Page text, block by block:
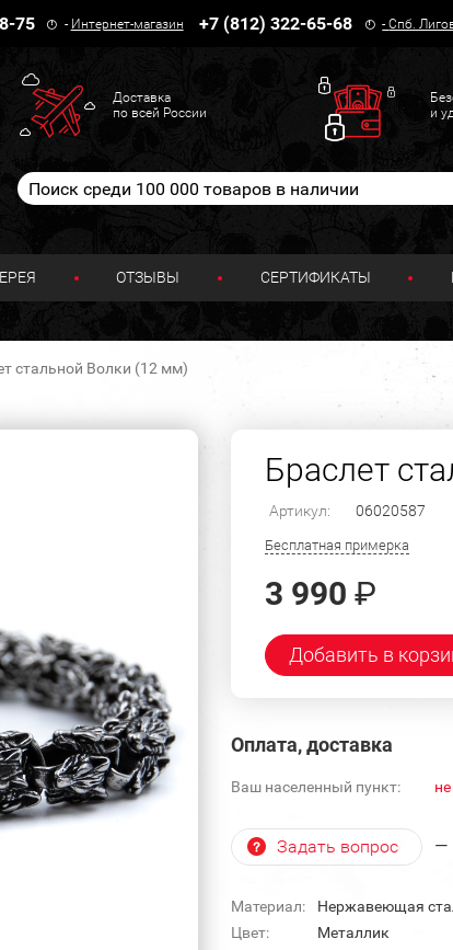
75 - Интернет-магазин +7 (812) 322-65-68 -Спб.
Доставка
по всей России
и
ОТЗЫВЫ СЕРТИФИКАТЫ
стальной Волки (12 мм)
Браслет
Артикул: 06020587
Бесплатная примерка
3 990 ₽
Добавить в
Оплата, доставка
Ваш населенный пункт:
Задать вопрос —
Материал:
Нержавеющая
Цвет:
Металлик